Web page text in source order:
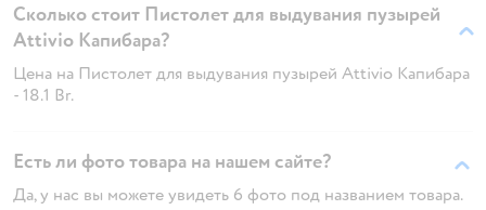
Сколько стоит Пистолет для выдувания пузырей
Attivio Капибара?
Цена на Пистолет для выдувания пузырей Attivio Капибара
- 18.1 Br.
Есть ли фото товара на нашем сайте?
Да, у нас вы можете увидеть 6 фото под названием товара.